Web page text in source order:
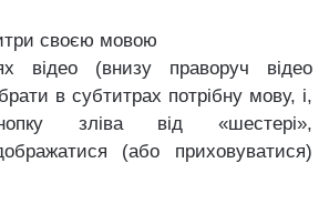
своєю мовою
відео (внизу праворуч відео
в субтитрах потрібну мову, і,
зліва від «шестері»,
(або приховуватися)